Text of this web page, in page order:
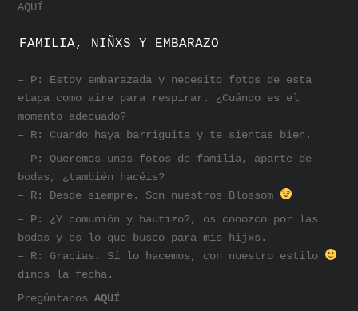
AQUÍ
FAMILIA, NIÑXS Y EMBARAZO
– P: Estoy embarazada y necesito fotos de esta
etapa como aire para respirar. ¿Cuándo es el
momento adecuado?
– R: Cuando haya barriguita y te sientas bien.
– P: Queremos unas fotos de familia, aparte de
bodas, ¿también hacéis?
– R: Desde siempre. Son nuestros Blossom
– P: ¿Y comunión y bautizo?, os conozco por las
bodas y es lo que busco para mis hijxs.
– R: Gracias. Sí lo hacemos, con nuestro estilo
dinos la fecha.
PregúntanosAQUÍ